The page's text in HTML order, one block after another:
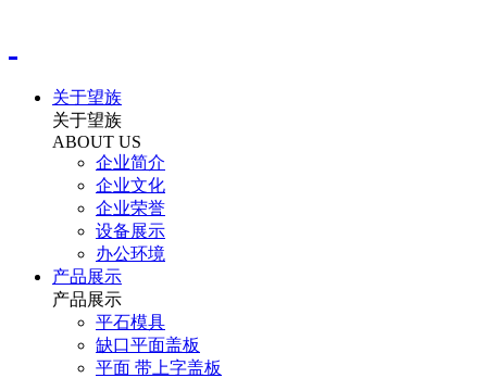
关于望族
关于望族
ABOUT US
企业简介
企业文化
企业荣誉
设备展示
办公环境
产品展示
产品展示
平石模具
缺口平面盖板
平面 带上字盖板